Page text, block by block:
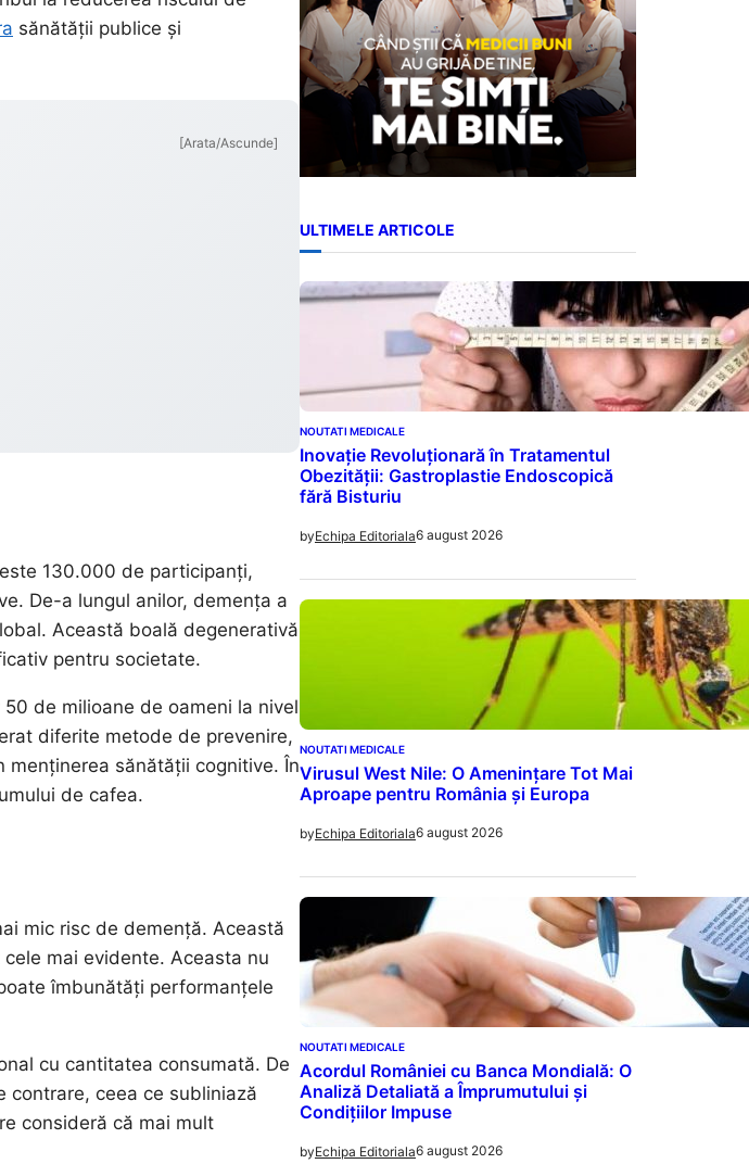
sănătății publice și
[Arata/Ascunde]
130.000 de participanți,
De-a lungul anilor, demența a
Această boală degenerativă
pentru societate.
de milioane de oameni la nivel
diferite metode de prevenire,
sănătății cognitive. În
de cafea.
mic risc de demență. Această
mai evidente. Aceasta nu
îmbunătăți performanțele
cu cantitatea consumată. De
ceea ce subliniază
consideră că mai mult
ULTIMELE ARTICOLE
NOUTATI MEDICALE
Inovație Revoluționară în Tratamentul
Obezității: Gastroplastie Endoscopică
fără Bisturiu
byEchipa Editoriala6 august 2026
NOUTATI MEDICALE
Virusul West Nile: O Amenințare Tot Mai
Aproape pentru România și Europa
byEchipa Editoriala6 august 2026
NOUTATI MEDICALE
Acordul României cu Banca Mondială: O
Analiză Detaliată a Împrumutului și
Condițiilor Impuse
byEchipa Editoriala6 august 2026